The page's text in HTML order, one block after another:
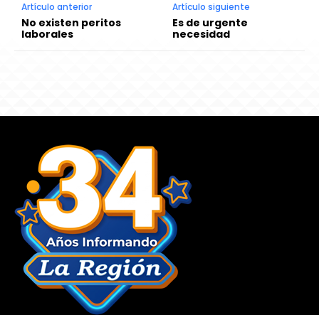
Artículo anterior
No existen peritos
laborales
Artículo siguiente
Es de urgente
necesidad